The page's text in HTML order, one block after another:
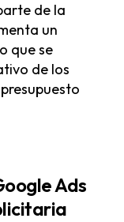
de la
un
que se
de los
Ads